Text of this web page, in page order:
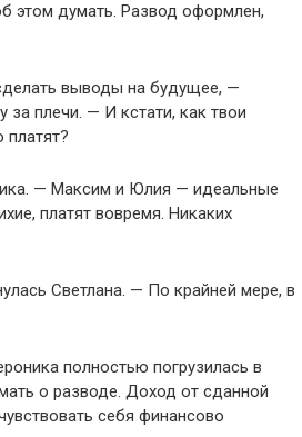
этом думать. Развод оформлен,
выводы на будущее, —
за плечи. — И кстати, как твои
— Максим и Юлия — идеальные
платят вовремя. Никаких
Светлана. — По крайней мере, в
полностью погрузилась в
о разводе. Доход от сданной
себя финансово